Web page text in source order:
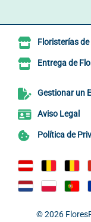
Floristerías
Entrega de
Gestionar un
Aviso Legal
Política de
© 2026